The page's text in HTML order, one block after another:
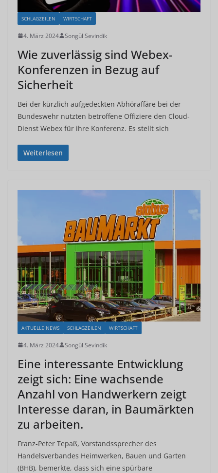
SCHLAGZEILEN WIRTSCHAFT
4. März 2024 Songül Sevindik
Wie zuverlässig sind Webex-
Konferenzen in Bezug auf
Sicherheit
Bei der kürzlich aufgedeckten Abhöraffäre bei der
Bundeswehr nutzten betroffene Offiziere den Cloud-
Dienst Webex für ihre Konferenz. Es stellt sich
Weiterlesen
AKTUELLE NEWS SCHLAGZEILEN WIRTSCHAFT
4. März 2024 Songül Sevindik
Eine interessante Entwicklung
zeigt sich: Eine wachsende
Anzahl von Handwerkern zeigt
Interesse daran, in Baumärkten
zu arbeiten.
Franz-Peter Tepaß, Vorstandssprecher des
Handelsverbandes Heimwerken, Bauen und Garten
(BHB), bemerkte, dass sich eine spürbare